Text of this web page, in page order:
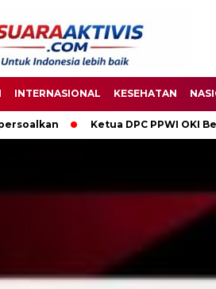
INTERNASIONAL KESEHATAN
PPWI OKI Bersama Pengurus dan